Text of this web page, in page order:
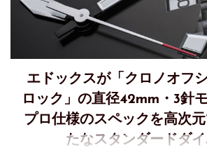
エドックスが「クロノオフ
ロック」の直径42mm・3針
プロ仕様のスペックを高次
たなスタンダードダ